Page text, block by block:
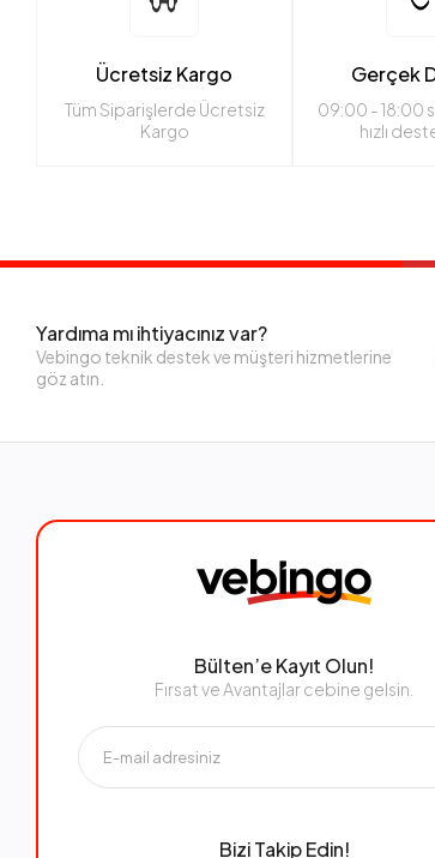
Ücretsiz Kargo
Tüm Siparişlerde Ücretsiz
Kargo
Gerçek
09:00 - 18:00
hızlı
Yardıma mı ihtiyacınız var?
Vebingo teknik destek ve müşteri hizmetlerine
göz atın.
Bülten’e Kayıt Olun!
Fırsat ve Avantajlar cebine gelsin.
Bizi Takip Edin!